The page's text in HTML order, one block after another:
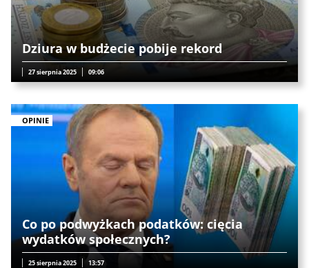
Dziura w budżecie pobije rekord
27 sierpnia 2025 09:06
OPINIE
Co po podwyżkach podatków: cięcia
wydatków społecznych?
25 sierpnia 2025 13:57